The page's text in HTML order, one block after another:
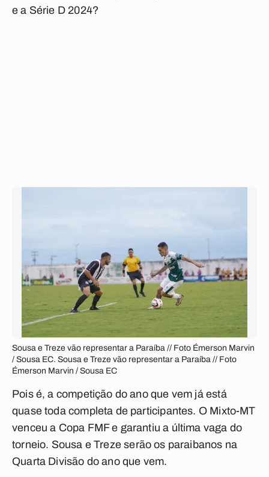
e a Série D 2024?
Sousa e Treze vão representar a Paraíba // Foto Émerson Marvin
/ Sousa EC. Sousa e Treze vão representar a Paraíba // Foto
Émerson Marvin / Sousa EC
Pois é, a competição do ano que vem já está
quase toda completa de participantes. O Mixto-MT
venceu a Copa FMF e garantiu a última vaga do
torneio. Sousa e Treze serão os paraibanos na
Quarta Divisão do ano que vem.